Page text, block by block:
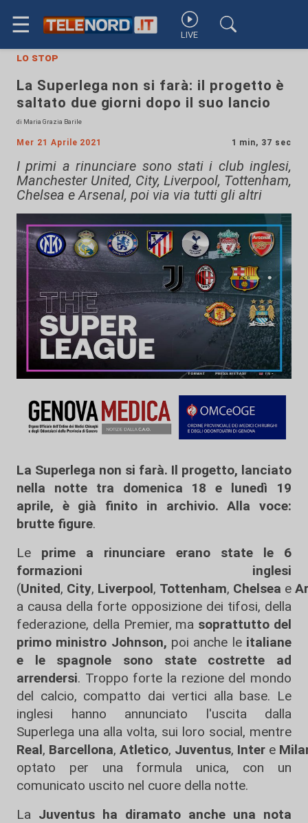
☰ LIVE
lo stop
La Superlega non si farà: il progetto è
saltato due giorni dopo il suo lancio
di Maria Grazia Barile
Mer 21 Aprile 2021 1 min, 37 sec
I primi a rinunciare sono stati i club inglesi,
Manchester United, City, Liverpool, Tottenham,
Chelsea e Arsenal, poi via via tutti gli altri
La Superlega non si farà. Il progetto, lanciato
nella notte tra domenica 18 e lunedì 19
aprile, è già finito in archivio. Alla voce:
brutte figure.
Le prime a rinunciare erano state le 6
formazioni inglesi
(United, City, Liverpool, Tottenham, Chelsea e
a causa della forte opposizione dei tifosi, della
federazione, della Premier, ma soprattutto del
primo ministro Johnson, poi anche le italiane
e le spagnole sono state costrette ad
arrendersi. Troppo forte la rezione del mondo
del calcio, compatto dai vertici alla base. Le
inglesi hanno annunciato l'uscita dalla
Superlega una alla volta, sui loro social, mentre
Real, Barcellona, Atletico, Juventus, Inter e
optato per una formula unica, con un
comunicato uscito nel cuore della notte.
La Juventus ha diramato anche una nota